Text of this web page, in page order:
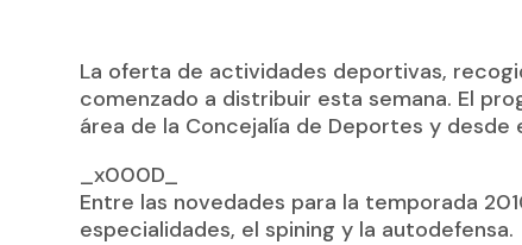
La oferta de actividades deportivas,
comenzado a distribuir esta semana. El
área de la Concejalía de Deportes y desde
_x000D_
Entre las novedades para la temporada
especialidades, el spining y la autodefensa.